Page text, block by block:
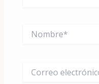
electrónico*